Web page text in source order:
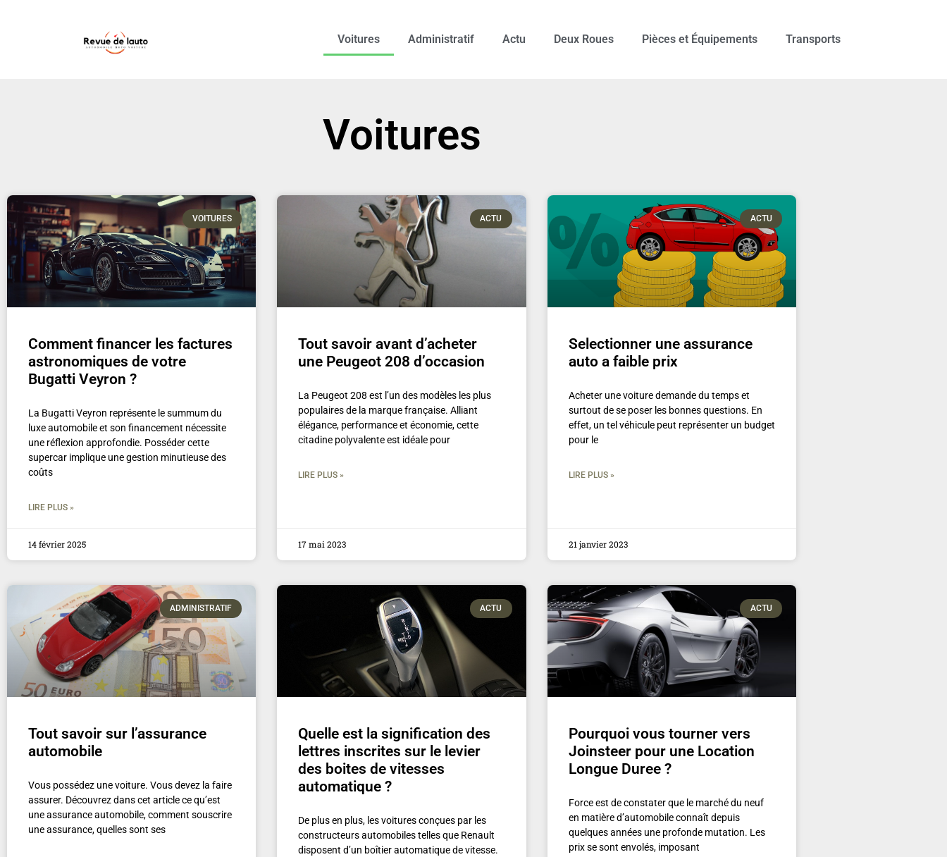
Voitures Administratif Actu Deux Roues Pièces et Équipements Transports
Voitures
VOITURES
Comment financer les factures
astronomiques de votre
Bugatti Veyron ?
La Bugatti Veyron représente le summum du
luxe automobile et son financement nécessite
une réflexion approfondie. Posséder cette
supercar implique une gestion minutieuse des
coûts
LIRE PLUS »
14 février 2025
ACTU
Tout savoir avant d’acheter
une Peugeot 208 d’occasion
La Peugeot 208 est l’un des modèles les plus
populaires de la marque française. Alliant
élégance, performance et économie, cette
citadine polyvalente est idéale pour
LIRE PLUS »
17 mai 2023
ACTU
Selectionner une assurance
auto a faible prix
Acheter une voiture demande du temps et
surtout de se poser les bonnes questions. En
effet, un tel véhicule peut représenter un budget
pour le
LIRE PLUS »
21 janvier 2023
ADMINISTRATIF
Tout savoir sur l’assurance
automobile
Vous possédez une voiture. Vous devez la faire
assurer. Découvrez dans cet article ce qu’est
une assurance automobile, comment souscrire
une assurance, quelles sont ses
ACTU
Quelle est la signification des
lettres inscrites sur le levier
des boites de vitesses
automatique ?
De plus en plus, les voitures conçues par les
constructeurs automobiles telles que Renault
disposent d’un boîtier automatique de vitesse.
ACTU
Pourquoi vous tourner vers
Joinsteer pour une Location
Longue Duree ?
Force est de constater que le marché du neuf
en matière d’automobile connaît depuis
quelques années une profonde mutation. Les
prix se sont envolés, imposant